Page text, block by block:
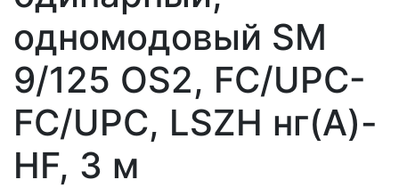
одномодовый SM
9/125 OS2, FC/UPC-
FC/UPC, LSZH нг(A)-
HF, 3 м